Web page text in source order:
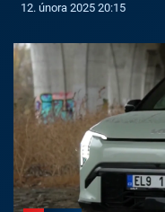
12. února 2025 20:15